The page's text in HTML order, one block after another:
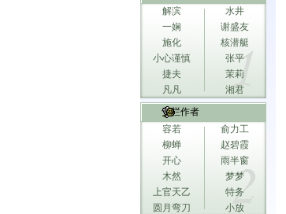
解滨
水井
一娴
谢盛友
施化
核潜艇
小心谨慎
张平
捷夫
茉莉
凡凡
湘君
专栏作者
容若
俞力工
柳蝉
赵碧霞
开心
雨半窗
木然
梦梦
上官天乙
特务
圆月弯刀
小放